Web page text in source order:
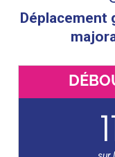
Déplacement